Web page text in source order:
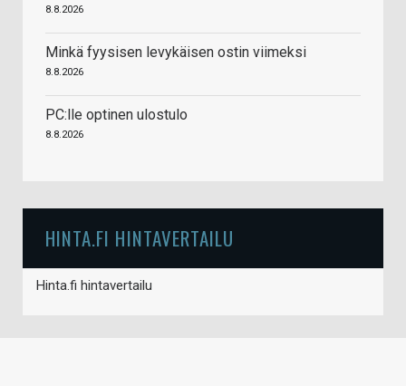
8.8.2026
Minkä fyysisen levykäisen ostin viimeksi
8.8.2026
PC:lle optinen ulostulo
8.8.2026
HINTA.FI HINTAVERTAILU
Hinta.fi hintavertailu